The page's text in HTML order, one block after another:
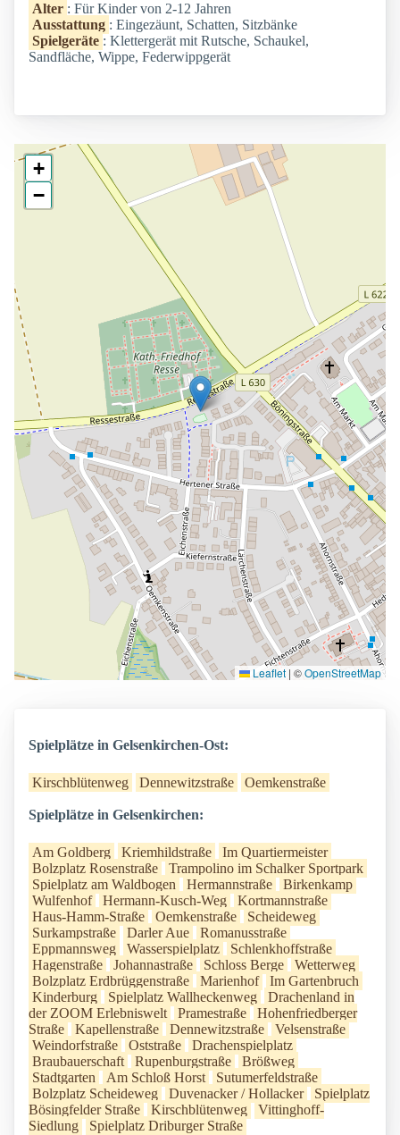
Alter : Für Kinder von 2-12 Jahren
Ausstattung : Eingezäunt, Schatten, Sitzbänke
Spielgeräte : Klettergerät mit Rutsche, Schaukel,
Sandfläche, Wippe, Federwippgerät
+
−
Leaflet | ©OpenStreetMap
Spielplätze in Gelsenkirchen-Ost:
Kirschblütenweg Dennewitzstraße Oemkenstraße
Spielplätze in Gelsenkirchen:
Am Goldberg Kriemhildstraße
Im Quartiermeister
Bolzplatz Rosenstraße
Trampolino im Schalker Sportpark
Spielplatz am Waldbogen
Hermannstraße
Birkenkamp
Wulfenhof
Hermann-Kusch-Weg
Kortmannstraße
Haus-Hamm-Straße
Oemkenstraße
Scheideweg
Surkampstraße
Darler Aue
Romanusstraße
Eppmannsweg
Wasserspielplatz
Schlenkhoffstraße
Hagenstraße
Johannastraße Schloss Berge
Wetterweg
Bolzplatz Erdbrüggenstraße
Marienhof
Im Gartenbruch
Kinderburg
Spielplatz Wallheckenweg
Drachenland in
der ZOOM Erlebniswelt
Pramestraße
Hohenfriedberger
Straße
Kapellenstraße Dennewitzstraße
Velsenstraße
Weindorfstraße
Oststraße
Drachenspielplatz
Braubauerschaft
Rupenburgstraße
Brößweg
Stadtgarten
Am Schloß Horst
Sutumerfeldstraße
Bolzplatz Scheideweg
Duvenacker / Hollacker
Spielplatz
Bösingfelder Straße
Kirschblütenweg
Vittinghoff-
Siedlung
Spielplatz Driburger Straße